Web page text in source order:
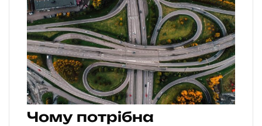
Чому потрібна